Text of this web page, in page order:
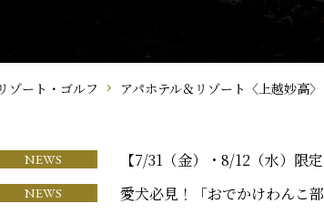
リゾート・ゴルフ アパホテル＆リゾート〈上越妙高〉
NEWS 【7/31（金）・8/12（水）限
NEWS 愛犬必見！「おでかけわんこ